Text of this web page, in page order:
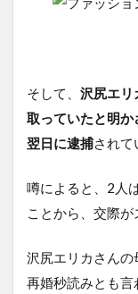
そして、 沢尻エリ
取っていたと明
翌日に逮捕されて
噂によると、2人
ことから、交際が
沢尻エリカさんの
再婚秒読みとも言